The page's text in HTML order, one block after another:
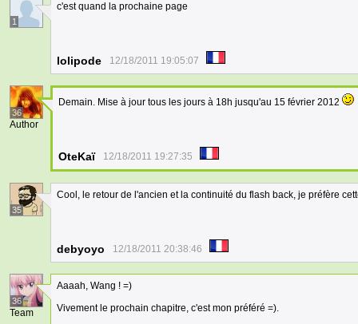
1
c'est quand la prochaine page
lolipode 12/18/2011 19:05:07
36
Author
Demain. Mise à jour tous les jours à 18h jusqu'au 15 février 2012
OteKaï 12/18/2011 19:27:35
35
Cool, le retour de l'ancien et la continuité du flash back, je préfère
debyoyo 12/18/2011 20:38:46
36
Team
Aaaah, Wang ! =)
Vivement le prochain chapitre, c'est mon préféré =).